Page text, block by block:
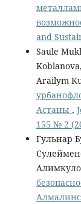
and
Saule
Arailym
Астаны ,
155 № 2
Гульнар